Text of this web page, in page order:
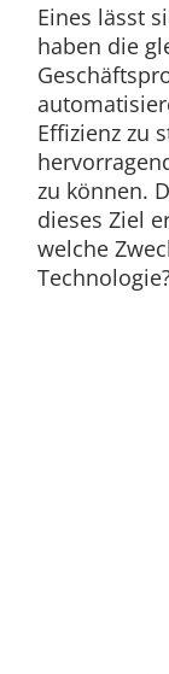
Eines lässt
haben die
Effizienz zu
zu können.
dieses Ziel
welche